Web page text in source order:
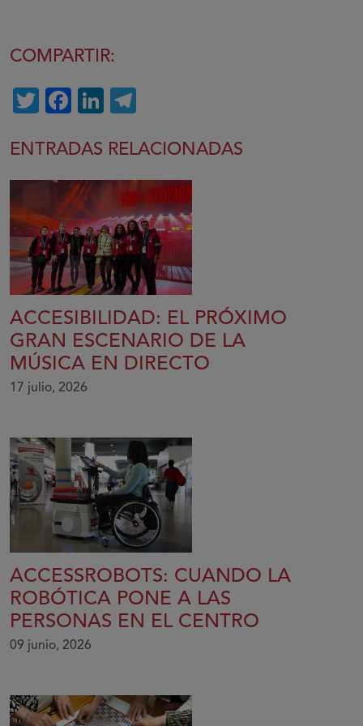
COMPARTIR:
TwitterFacebook
LinkedIn
ENTRADAS RELACIONADAS
ACCESIBILIDAD: EL PRÓXIMO
GRAN ESCENARIO DE LA
MÚSICA EN DIRECTO
17 julio, 2026
ACCESSROBOTS: CUANDO LA
ROBÓTICA PONE A LAS
PERSONAS EN EL CENTRO
09 junio, 2026